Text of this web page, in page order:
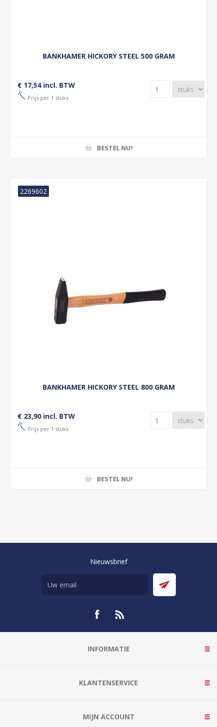
BANKHAMER HICKORY STEEL 500 GRAM
€ 17,54 incl. BTW
Prijs per 1 stuks
BESTEL NU!
BANKHAMER HICKORY STEEL 800 GRAM
2269602
€ 23,90 incl. BTW
Prijs per 1 stuks
BESTEL NU!
Nieuwsbrief
INFORMATIE
KLANTENSERVICE
MIJN ACCOUNT